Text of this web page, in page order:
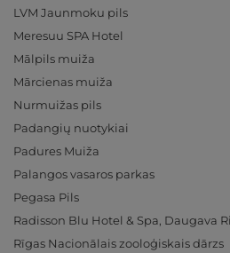
LVM Jaunmoku pils
Meresuu SPA Hotel
Mālpils muiža
Mārcienas muiža
Nurmuižas pils
Padangių nuotykiai
Padures Muiža
Palangos vasaros parkas
Pegasa Pils
Radisson Blu Hotel & Spa, Daugava
Rīgas Nacionālais zooloģiskais dārzs